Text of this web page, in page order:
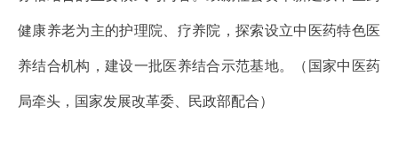
健康养老为主的护理院、疗养院，探索设立中医药特色医
养结合机构，建设一批医养结合示范基地。（国家中医药
局牵头，国家发展改革委、民政部配合）